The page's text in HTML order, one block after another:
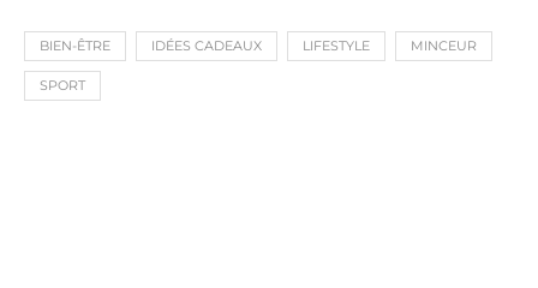
BIEN-ÊTRE IDÉES CADEAUX LIFESTYLE MINCEUR
SPORT